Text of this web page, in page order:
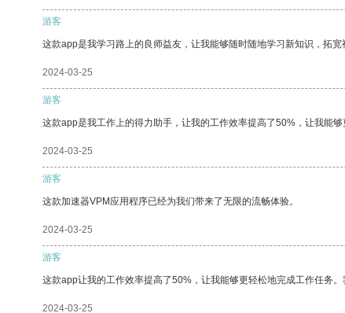
游客
这款app是我学习路上的良师益友，让我能够随时随地学习新知识，拓宽
2024-03-25
游客
这款app是我工作上的得力助手，让我的工作效率提高了50%，让我能够
2024-03-25
游客
这款加速器VPM应用程序已经为我们带来了无限的流畅体验。
2024-03-25
游客
这款app让我的工作效率提高了50%，让我能够更轻松地完成工作任务
2024-03-25